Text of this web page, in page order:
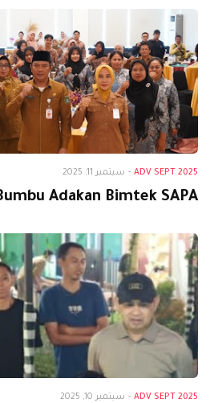
ADV SEPT 2025
- سبتمبر 11, 2025
Adakan Bimtek SAPA
ADV SEPT 2025
- سبتمبر 10, 2025